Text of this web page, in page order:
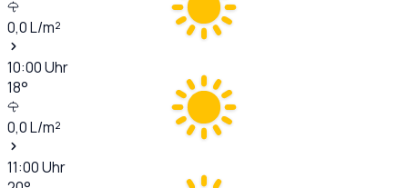
0,0L/m²
10:00Uhr
18°
0,0L/m²
11:00Uhr